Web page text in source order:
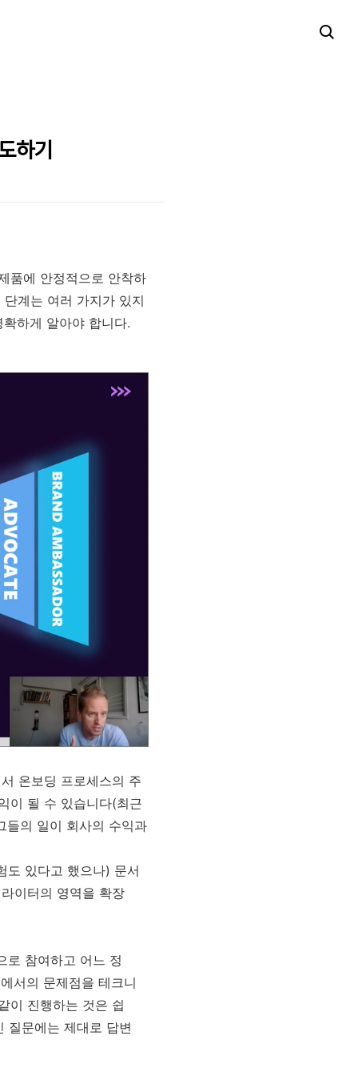
하기
품에 안정적으로 안착하
계는 여러 가지가 있지
하게 알아야 합니다.
온보딩 프로세스의 주
이 될 수 있습니다(최근
들의 일이 회사의 수익과
도 있다고 했으나) 문서
이터의 영역을 확장
로 참여하고 어느 정
서의 문제점을 테크니
이 진행하는 것은 쉽
질문에는 제대로 답변